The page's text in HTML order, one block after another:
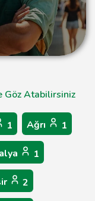
Göz Atabilirsiniz
1 Ağrı 1
1
2